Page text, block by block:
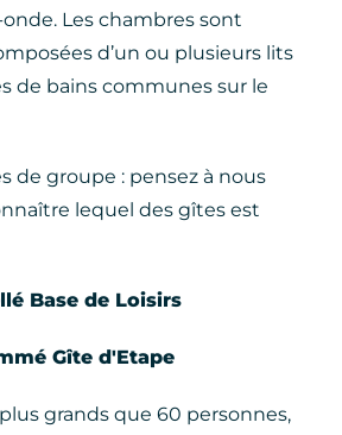
Les chambres sont
d’un ou plusieurs lits
de bains communes sur le
de groupe : pensez à nous
lequel des gîtes est
Base de Loisirs
Gîte d'Etape
grands que 60 personnes,